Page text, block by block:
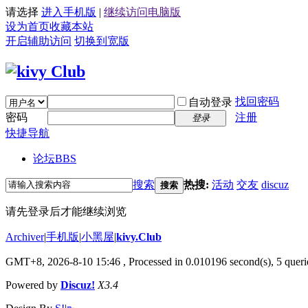
请选择 进入手机版 | 继续访问电脑版
设为首页收藏本站
开启辅助访问 切换到宽版
自动登录 找回密码
密码
登录
注册
快捷导航
论坛BBS
搜索 搜索 热搜: 活动 交友 discuz
请先登录后才能继续浏览
Archiver|手机版|小黑屋|kivy.Club
GMT+8, 2026-8-10 15:46 , Processed in 0.010196 second(s), 5
Powered by Discuz! X3.4